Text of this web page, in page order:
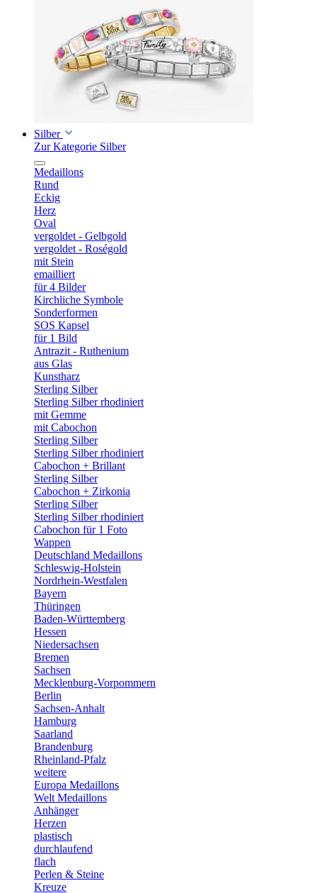
Silber
Zur Kategorie Silber
Medaillons
Rund
Eckig
Herz
Oval
vergoldet - Gelbgold
vergoldet - Roségold
mit Stein
emailliert
für 4 Bilder
Kirchliche Symbole
Sonderformen
SOS Kapsel
für 1 Bild
Antrazit - Ruthenium
aus Glas
Kunstharz
Sterling Silber
Sterling Silber rhodiniert
mit Gemme
mit Cabochon
Sterling Silber
Sterling Silber rhodiniert
Cabochon + Brillant
Sterling Silber
Cabochon + Zirkonia
Sterling Silber
Sterling Silber rhodiniert
Cabochon für 1 Foto
Wappen
Deutschland Medaillons
Schleswig-Holstein
Nordrhein-Westfalen
Bayern
Thüringen
Baden-Württemberg
Hessen
Niedersachsen
Bremen
Sachsen
Mecklenburg-Vorpommern
Berlin
Sachsen-Anhalt
Hamburg
Saarland
Brandenburg
Rheinland-Pfalz
weitere
Europa Medaillons
Welt Medaillons
Anhänger
Herzen
plastisch
durchlaufend
flach
Perlen & Steine
Kreuze